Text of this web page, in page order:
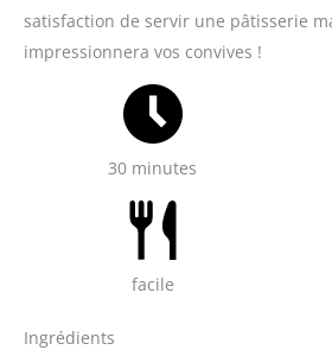
satisfaction de servir une pâtisserie
impressionnera vos convives !
30 minutes
facile
Ingrédients